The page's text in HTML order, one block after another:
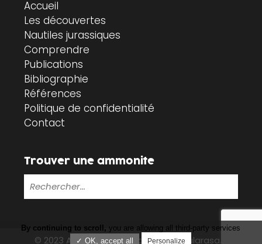
Accueil
Les découvertes
Nautiles jurassiques
Comprendre
Publications
Bibliographie
Références
Politique de confidentialité
Contact
Trouver une ammonite
© 2023 Ammonites-vendée.fr |Tabularasa.fr
By continuing to scroll, you are allowing all third-party services
✓ OK, accept all
Personalize